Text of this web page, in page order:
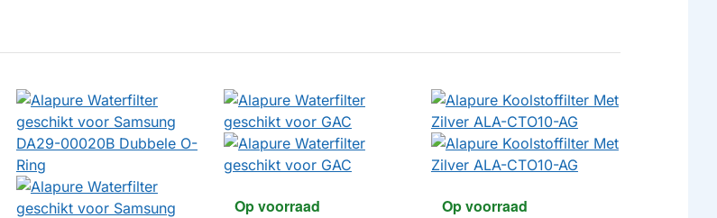
Op voorraad Op voorraad